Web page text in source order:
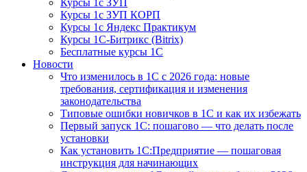
Курсы 1с ЗУП
Курсы 1с ЗУП КОРП
Курсы 1с Яндекс Практикум
Курсы 1С-Битрикс (Bitrix)
Бесплатные курсы 1С
Новости
Что изменилось в 1С с 2026 года: новые
требования, сертификация и изменения
законодательства
Типовые ошибки новичков в 1С и как их избежать
Первый запуск 1С: пошагово — что делать после
установки
Как установить 1С:Предприятие — пошаговая
инструкция для начинающих